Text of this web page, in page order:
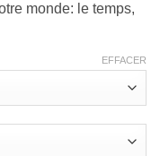
monde: le temps,
EFFACER